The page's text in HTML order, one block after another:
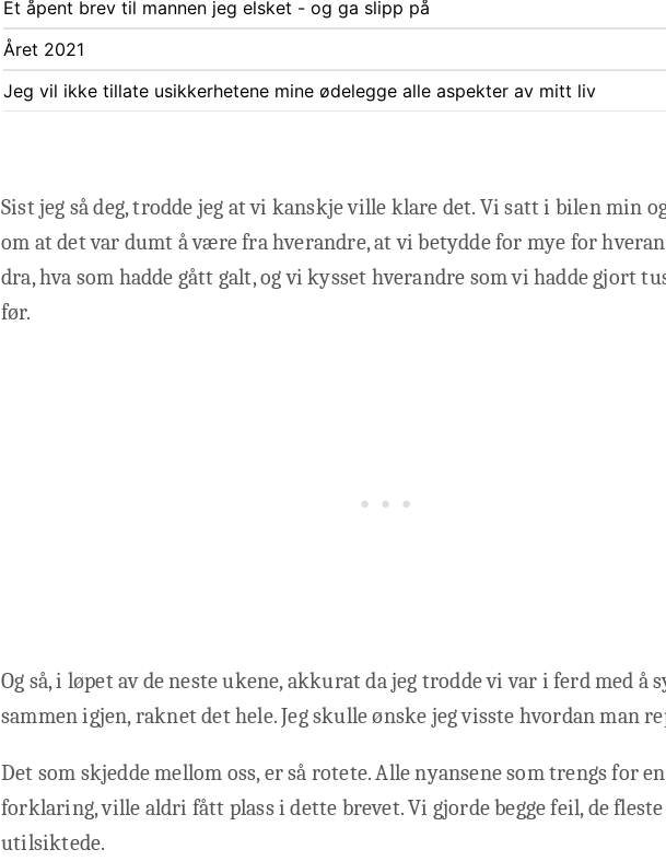
Et åpent brev til mannen jeg elsket - og ga slipp på
Året 2021
Jeg vil ikke tillate usikkerhetene mine ødelegge alle aspekter av mitt liv
Sist jeg så deg, trodde jeg at vi kanskje ville klare det. Vi satt i bilen min
om at det var dumt å være fra hverandre, at vi betydde for mye for
dra, hva som hadde gått galt, og vi kysset hverandre som vi hadde gjort
før.
Og så, i løpet av de neste ukene, akkurat da jeg trodde vi var i ferd med å
sammen igjen, raknet det hele. Jeg skulle ønske jeg visste hvordan man
Det som skjedde mellom oss, er så rotete. Alle nyansene som trengs for
forklaring, ville aldri fått plass i dette brevet. Vi gjorde begge feil, de fleste
utilsiktede.